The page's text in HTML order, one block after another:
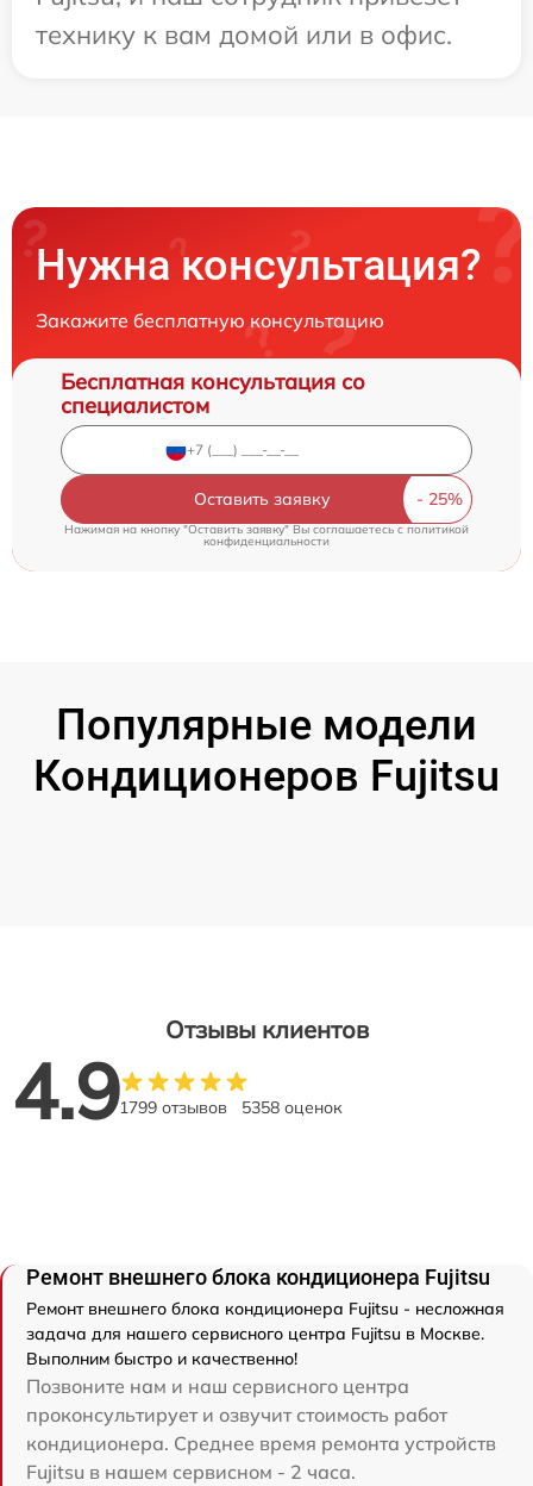
технику к вам домой или в офис.
Нужна консультация?
Закажите бесплатную консультацию
Бесплатная консультация со
специалистом
Оставить заявку
Нажимая на кнопку "Оставить заявку" Вы соглашаетесь cполитикой
конфиденциальности
Популярные модели
Кондиционеров Fujitsu
Отзывы клиентов
4.91799 отзывов 5358 оценок
Ремонт внешнего блока кондиционера Fujitsu
Ремонт внешнего блока кондиционера Fujitsu - несложная
задача для нашего сервисного центра Fujitsu в Москве.
Выполним быстро и качественно!
Позвоните нам и наш сервисного центра
проконсультирует и озвучит стоимость работ
кондиционера. Среднее время ремонта устройств
Fujitsu в нашем сервисном - 2 часа.